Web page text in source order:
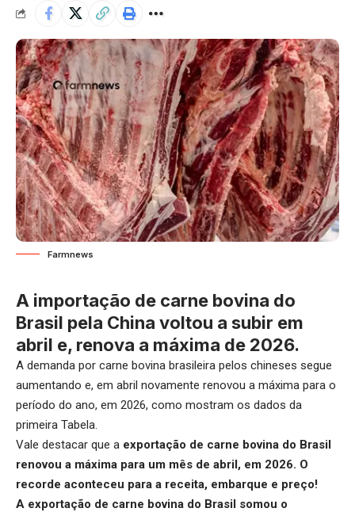
Farmnews
A importação de carne bovina do
Brasil pela China voltou a subir em
abril e, renova a máxima de 2026.
A demanda por carne bovina brasileira pelos chineses segue
aumentando e, em abril novamente renovou a máxima para o
período do ano, em 2026, como mostram os dados da
primeira Tabela.
Vale destacar que a exportação de carne bovina do Brasil
renovou a máxima para um mês de abril, em 2026. O
recorde aconteceu para a receita, embarque e preço!
A exportação de carne bovina do Brasil somou o